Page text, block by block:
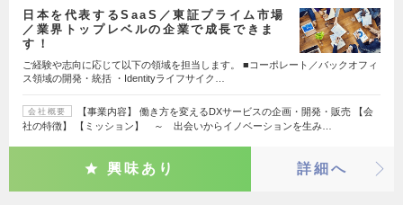
日本を代表するSaaS／東証プライム市場
／業界トップレベルの企業で成長できま
す！
ご経験や志向に応じて以下の領域を担当します。 ■コーポレート／バックオフィ
ス領域の開発・統括 ・Identityライフサイク…
会社概要
【事業内容】 働き方を変えるDXサービスの企画・開発・販売 【会
社の特徴】 【ミッション】 ～ 出会いからイノベーションを生み…
興味あり 詳細へ